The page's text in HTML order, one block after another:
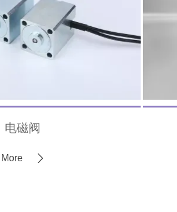
电磁阀
More 